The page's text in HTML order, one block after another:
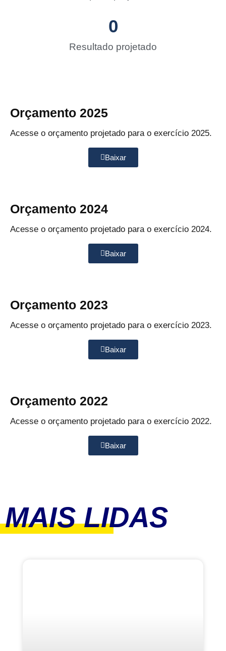
Resultado projetado
0
Orçamento 2025
Acesse o orçamento projetado para o exercício 2025.
Baixar
Orçamento 2024
Acesse o orçamento projetado para o exercício 2024.
Baixar
Orçamento 2023
Acesse o orçamento projetado para o exercício 2023.
Baixar
Orçamento 2022
Acesse o orçamento projetado para o exercício 2022.
Baixar
MAIS LIDAS